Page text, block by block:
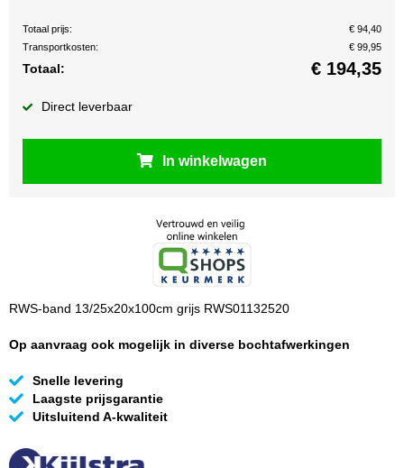
Totaal prijs:
€ 94,40
Transportkosten:
€ 99,95
Totaal: € 194,35
Direct leverbaar
In winkelwagen
RWS-band 13/25x20x100cm grijs RWS01132520
Op aanvraag ook mogelijk in diverse bochtafwerkingen
Snelle levering
Laagste prijsgarantie
Uitsluitend A-kwaliteit